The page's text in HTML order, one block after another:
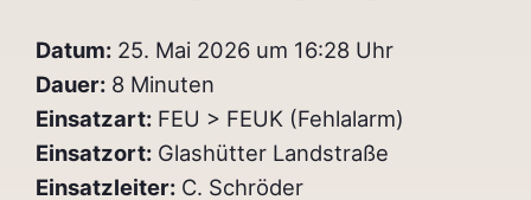
Datum: 25. Mai 2026 um 16:28 Uhr
Dauer: 8 Minuten
Einsatzart: FEU > FEUK (Fehlalarm)
Einsatzort: Glashütter Landstraße
Einsatzleiter: C. Schröder